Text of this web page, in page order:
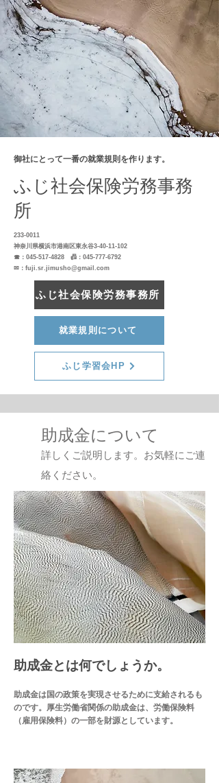
御社にとって一番の就業規則を作ります。
ふじ社会保険労務事務
所
233-0011
神奈川県横浜市港南区東永谷3-40-11-102
☎：045-517-4828 📠：045-777-6792
✉： fuji.sr.jimusho@gmail.com
ふじ社会保険労務事務所
就業規則について
ふじ学習会HP
​助成金について
詳しくご説明します。お気軽にご連
絡ください。
​助成金とは何でしょうか。
助成金は国の政策を実現させるために支給されるも
のです。厚生労働省関係の助成金は、労働保険料
（雇用保険料）の一部を財源としています。